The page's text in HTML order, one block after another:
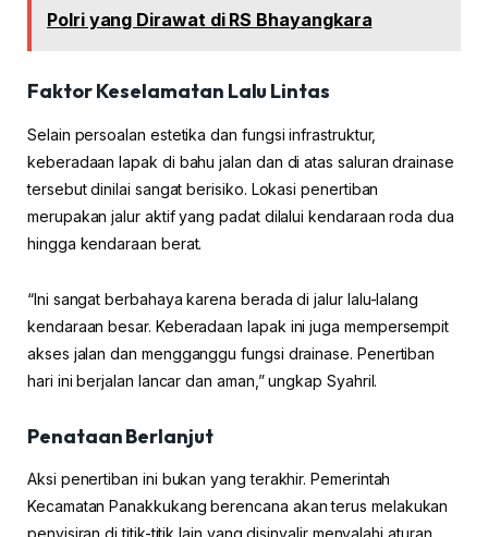
Polri yang Dirawat di RS Bhayangkara
Faktor Keselamatan Lalu Lintas
Selain persoalan estetika dan fungsi infrastruktur,
keberadaan lapak di bahu jalan dan di atas saluran drainase
tersebut dinilai sangat berisiko. Lokasi penertiban
merupakan jalur aktif yang padat dilalui kendaraan roda dua
hingga kendaraan berat.
“Ini sangat berbahaya karena berada di jalur lalu-lalang
kendaraan besar. Keberadaan lapak ini juga mempersempit
akses jalan dan mengganggu fungsi drainase. Penertiban
hari ini berjalan lancar dan aman,” ungkap Syahril.
Penataan Berlanjut
Aksi penertiban ini bukan yang terakhir. Pemerintah
Kecamatan Panakkukang berencana akan terus melakukan